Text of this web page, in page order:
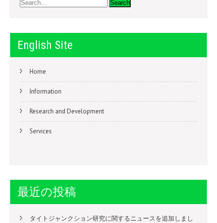
English Site
Home
Information
Research and Development
Services
最近の投稿
タイトジャンクション研究に関するニュースを追加しまし